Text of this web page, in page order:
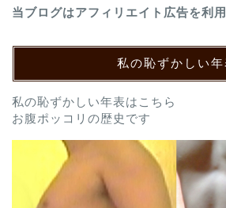
当ブログはアフィリエイト広告を利
私の恥ずかしい年
私の恥ずかしい年表はこちら
お腹ポッコリの歴史です